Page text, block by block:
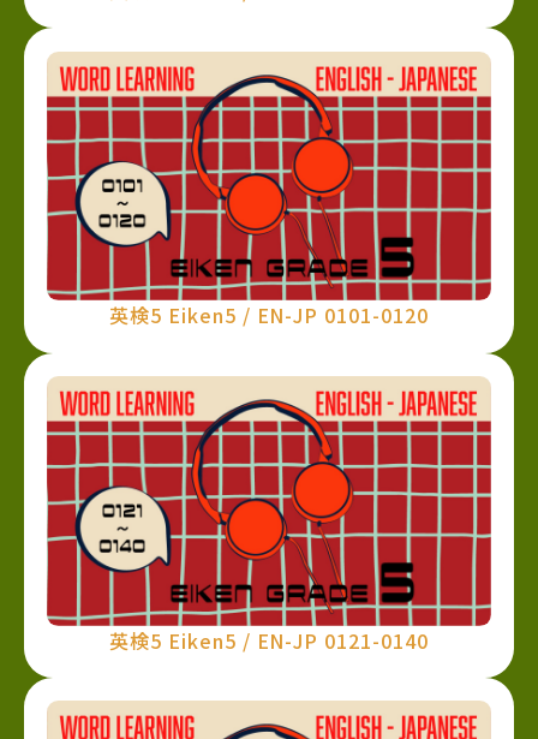
英検5 Eiken5 / EN-JP 0101-0120
英検5 Eiken5 / EN-JP 0121-0140